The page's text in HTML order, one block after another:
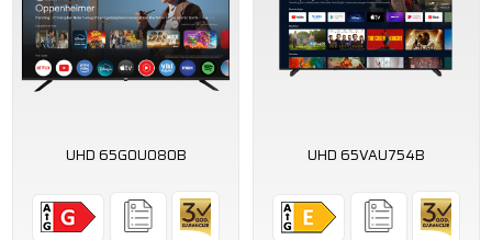
UHD 65GOU080B UHD 65VAU754B